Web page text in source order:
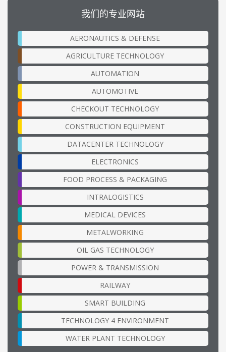
我们的专业网站
AERONAUTICS & DEFENSE
AGRICULTURE TECHNOLOGY
AUTOMATION
AUTOMOTIVE
CHECKOUT TECHNOLOGY
CONSTRUCTION EQUIPMENT
DATACENTER TECHNOLOGY
ELECTRONICS
FOOD PROCESS & PACKAGING
INTRALOGISTICS
MEDICAL DEVICES
METALWORKING
OIL GAS TECHNOLOGY
POWER & TRANSMISSION
RAILWAY
SMART BUILDING
TECHNOLOGY 4 ENVIRONMENT
WATER PLANT TECHNOLOGY